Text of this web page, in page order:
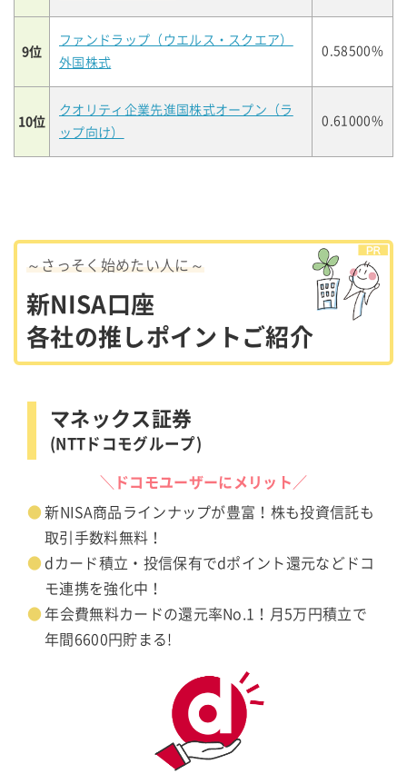
9位
ファンドラップ（ウエルス・スクエア）
外国株式
0.58500%
10位
クオリティ企業先進国株式オープン（ラ
ップ向け）
0.61000%
～さっそく始めたい人に～
新NISA口座
各社の推しポイントご紹介
マネックス証券
(NTTドコモグループ)
＼ドコモユーザーにメリット／
新NISA商品ラインナップが豊富！株も投資信託も
取引手数料無料！
dカード積立・投信保有でdポイント還元などドコ
モ連携を強化中！
年会費無料カードの還元率No.1！月5万円積立で
年間6600円貯まる!